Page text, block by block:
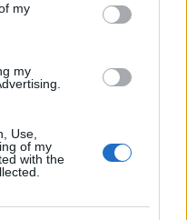
my
my
Use,
of my
with the